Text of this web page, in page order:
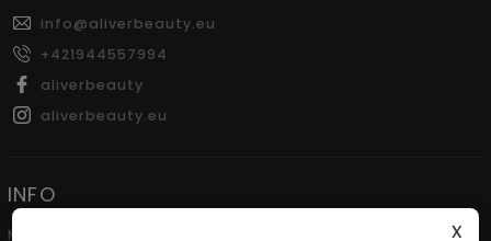
info@aliverbeauty.eu
+421944557994
aliverbeauty
aliverbeauty.eu
INFO
Moja objednávka
x